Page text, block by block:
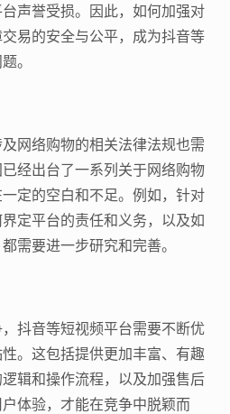
声誉受损。因此，如何加强对
易的安全与公平，成为抖音等
。
网络购物的相关法律法规也需
经出台了一系列关于网络购物
定的空白和不足。例如，针对
定平台的责任和义务，以及如
需要进一步研究和完善。
抖音等短视频平台需要不断优
。这包括提供更加丰富、有趣
辑和操作流程，以及加强售后
体验，才能在竞争中脱颖而